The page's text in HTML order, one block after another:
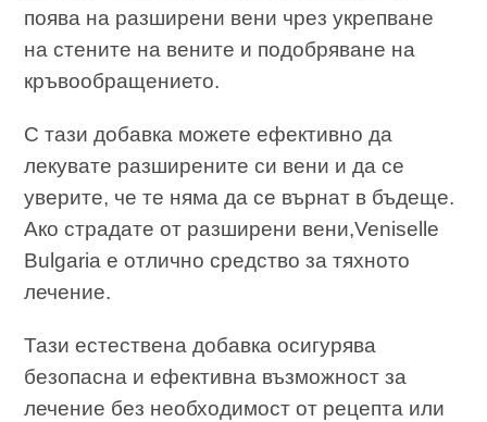
поява на разширени вени чрез укрепване
на стените на вените и подобряване на
кръвообращението.
С тази добавка можете ефективно да
лекувате разширените си вени и да се
уверите, че те няма да се върнат в бъдеще.
Ако страдате от разширени вени,Veniselle
Bulgaria е отлично средство за тяхното
лечение.
Тази естествена добавка осигурява
безопасна и ефективна възможност за
лечение без необходимост от рецепта или